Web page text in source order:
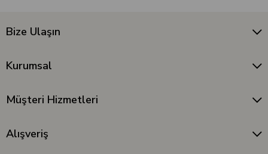
Bize Ulaşın
Kurumsal
Müşteri Hizmetleri
Alışveriş